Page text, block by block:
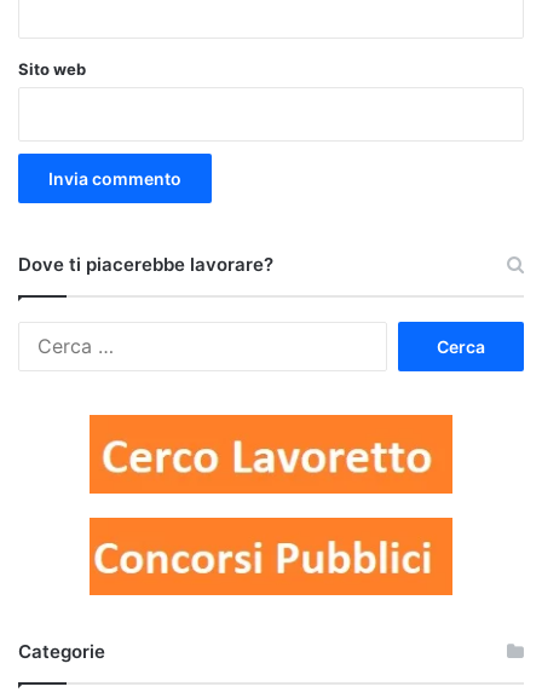
Sito web
Dove ti piacerebbe lavorare?
Categorie